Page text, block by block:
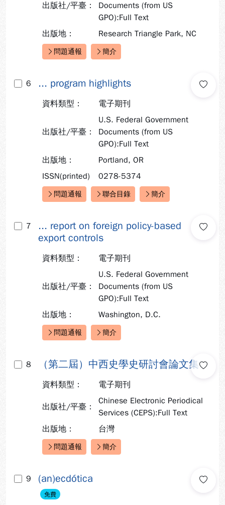
出版社/平臺：
Documents (from US
GPO):Full Text
出版地：
Research Triangle Park, NC
快速連結：
問題通報 簡介
6 ... program highlights
資料類型： 電子期刊
出版社/平臺：
U.S. Federal Government
Documents (from US
GPO):Full Text
出版地：
Portland, OR
ISSN(printed)
0278-5374
快速連結：
問題通報 聯合目錄 簡介
7
... report on foreign policy-based
export controls
資料類型： 電子期刊
出版社/平臺：
U.S. Federal Government
Documents (from US
GPO):Full Text
出版地：
Washington, D.C.
快速連結：
問題通報 簡介
8 （第二屆）中西史學史研討會論文集
資料類型： 電子期刊
出版社/平臺：
Chinese Electronic Periodical
Services (CEPS):Full Text
出版地：
台灣
快速連結：
問題通報 簡介
9 (an)ecdótica
免費